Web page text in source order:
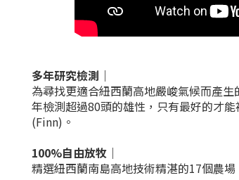
多年研究檢測｜
為尋找更適合紐西蘭高地嚴峻氣候而產
年檢測超過80頭的雄性，只有最好的才
(Finn)。
100%自由放牧 ｜
精選紐西蘭南島高地技術精湛的17個農